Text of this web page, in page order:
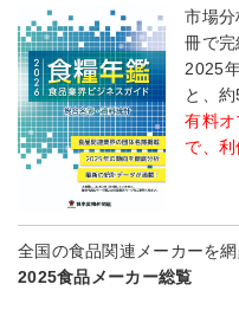
市場
冊で完
2025
と、
有料
で、利
全国の食品関連メーカーを
2025食品メーカー総覧